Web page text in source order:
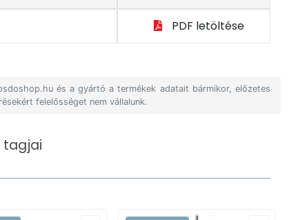
PDF letöltése
és a gyártó a termékek adatait bármikor, előzetes
felelősséget nem vállalunk.
tagjai